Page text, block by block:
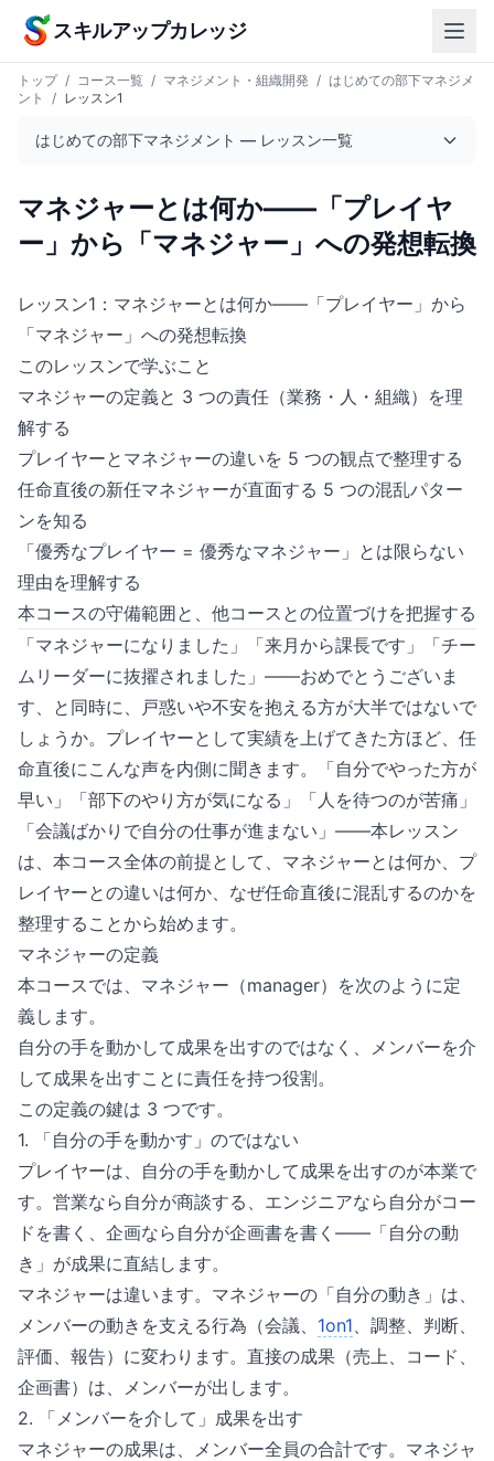
本文へスキップ
スキルアップカレッジ
トップ / コース一覧 / マネジメント・組織開発 / はじめての部下マネジメ
ント
/ レッスン1
はじめての部下マネジメント — レッスン一覧
マネジャーとは何か——「プレイヤ
ー」から「マネジャー」への発想転換
レッスン1：マネジャーとは何か——「プレイヤー」から
「マネジャー」への発想転換
このレッスンで学ぶこと
マネジャーの定義と 3 つの責任（業務・人・組織）を理
解する
プレイヤーとマネジャーの違いを 5 つの観点で整理する
任命直後の新任マネジャーが直面する 5 つの混乱パター
ンを知る
「優秀なプレイヤー = 優秀なマネジャー」とは限らない
理由を理解する
本コースの守備範囲と、他コースとの位置づけを把握する
「マネジャーになりました」「来月から課長です」「チー
ムリーダーに抜擢されました」——おめでとうございま
す、と同時に、戸惑いや不安を抱える方が大半ではないで
しょうか。プレイヤーとして実績を上げてきた方ほど、任
命直後にこんな声を内側に聞きます。「自分でやった方が
早い」「部下のやり方が気になる」「人を待つのが苦痛」
「会議ばかりで自分の仕事が進まない」——本レッスン
は、本コース全体の前提として、マネジャーとは何か、プ
レイヤーとの違いは何か、なぜ任命直後に混乱するのかを
整理することから始めます。
マネジャーの定義
本コースでは、マネジャー（manager）を次のように定
義します。
自分の手を動かして成果を出すのではなく、メンバーを介
して成果を出すことに責任を持つ役割。
この定義の鍵は 3 つです。
1. 「自分の手を動かす」のではない
プレイヤーは、自分の手を動かして成果を出すのが本業で
す。営業なら自分が商談する、エンジニアなら自分がコー
ドを書く、企画なら自分が企画書を書く——「自分の動
き」が成果に直結します。
マネジャーは違います。マネジャーの「自分の動き」は、
メンバーの動きを支える行為（会議、 1on1、調整、判断、
評価、報告）に変わります。直接の成果（売上、コード、
企画書）は、メンバーが出します。
2. 「メンバーを介して」成果を出す
マネジャーの成果は、メンバー全員の合計です。マネジャ